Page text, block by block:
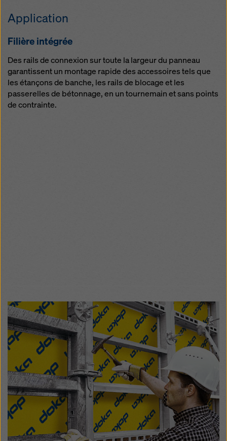
Application
Filière intégrée
Des rails de connexion sur toute la largeur du panneau
garantissent un montage rapide des accessoires tels que
les étançons de banche, les rails de blocage et les
passerelles de bétonnage, en un tournemain et sans points
de contrainte.